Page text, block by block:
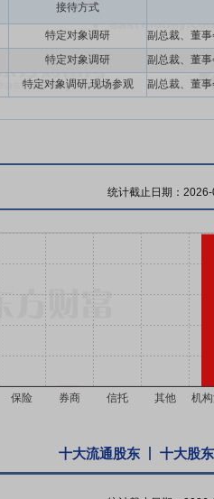
接待方式
特定对象调研
特定对象调研
特定对象调研,现场参观
统计截止日期：
十大流通股东 十大股东